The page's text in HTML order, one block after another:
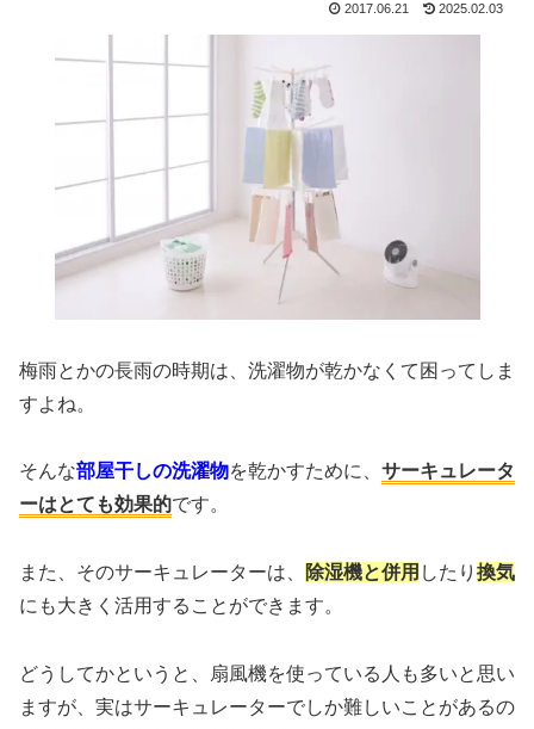
2017.06.21 2025.02.03
梅雨とかの長雨の時期は、洗濯物が乾かなくて困ってしま
すよね。
そんな部屋干しの洗濯物を乾かすために、 サーキュレータ
ーはとても効果的です。
また、そのサーキュレーターは、 除湿機と併用 したり 換気
にも大きく活用することができます。
どうしてかというと、扇風機を使っている人も多いと思い
ますが、実はサーキュレーターでしか難しいことがあるの